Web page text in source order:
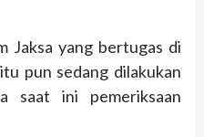
Jaksa yang bertugas di
pun sedang dilakukan
saat ini pemeriksaan